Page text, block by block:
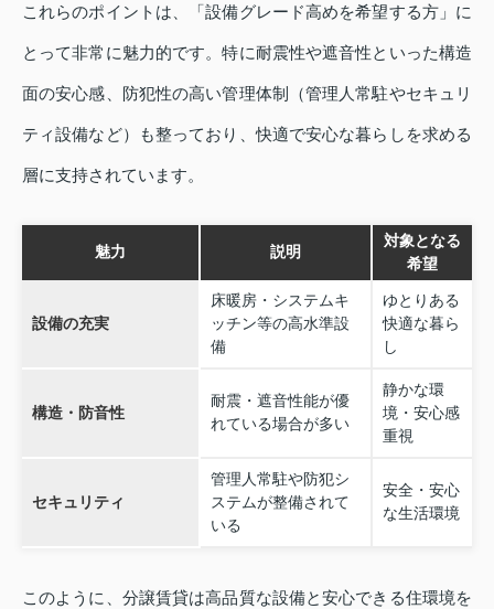
これらのポイントは、「設備グレード高めを希望する方」に
とって非常に魅力的です。特に耐震性や遮音性といった構造
面の安心感、防犯性の高い管理体制（管理人常駐やセキュリ
ティ設備など）も整っており、快適で安心な暮らしを求める
層に支持されています。
魅力 説明
対象となる
希望
設備の充実
床暖房・システムキ
ッチン等の高水準設
備
ゆとりある
快適な暮ら
し
構造・防音性
耐震・遮音性能が優
れている場合が多い
静かな環
境・安心感
重視
セキュリティ
管理人常駐や防犯シ
ステムが整備されて
いる
安全・安心
な生活環境
このように、分譲賃貸は高品質な設備と安心できる住環境を